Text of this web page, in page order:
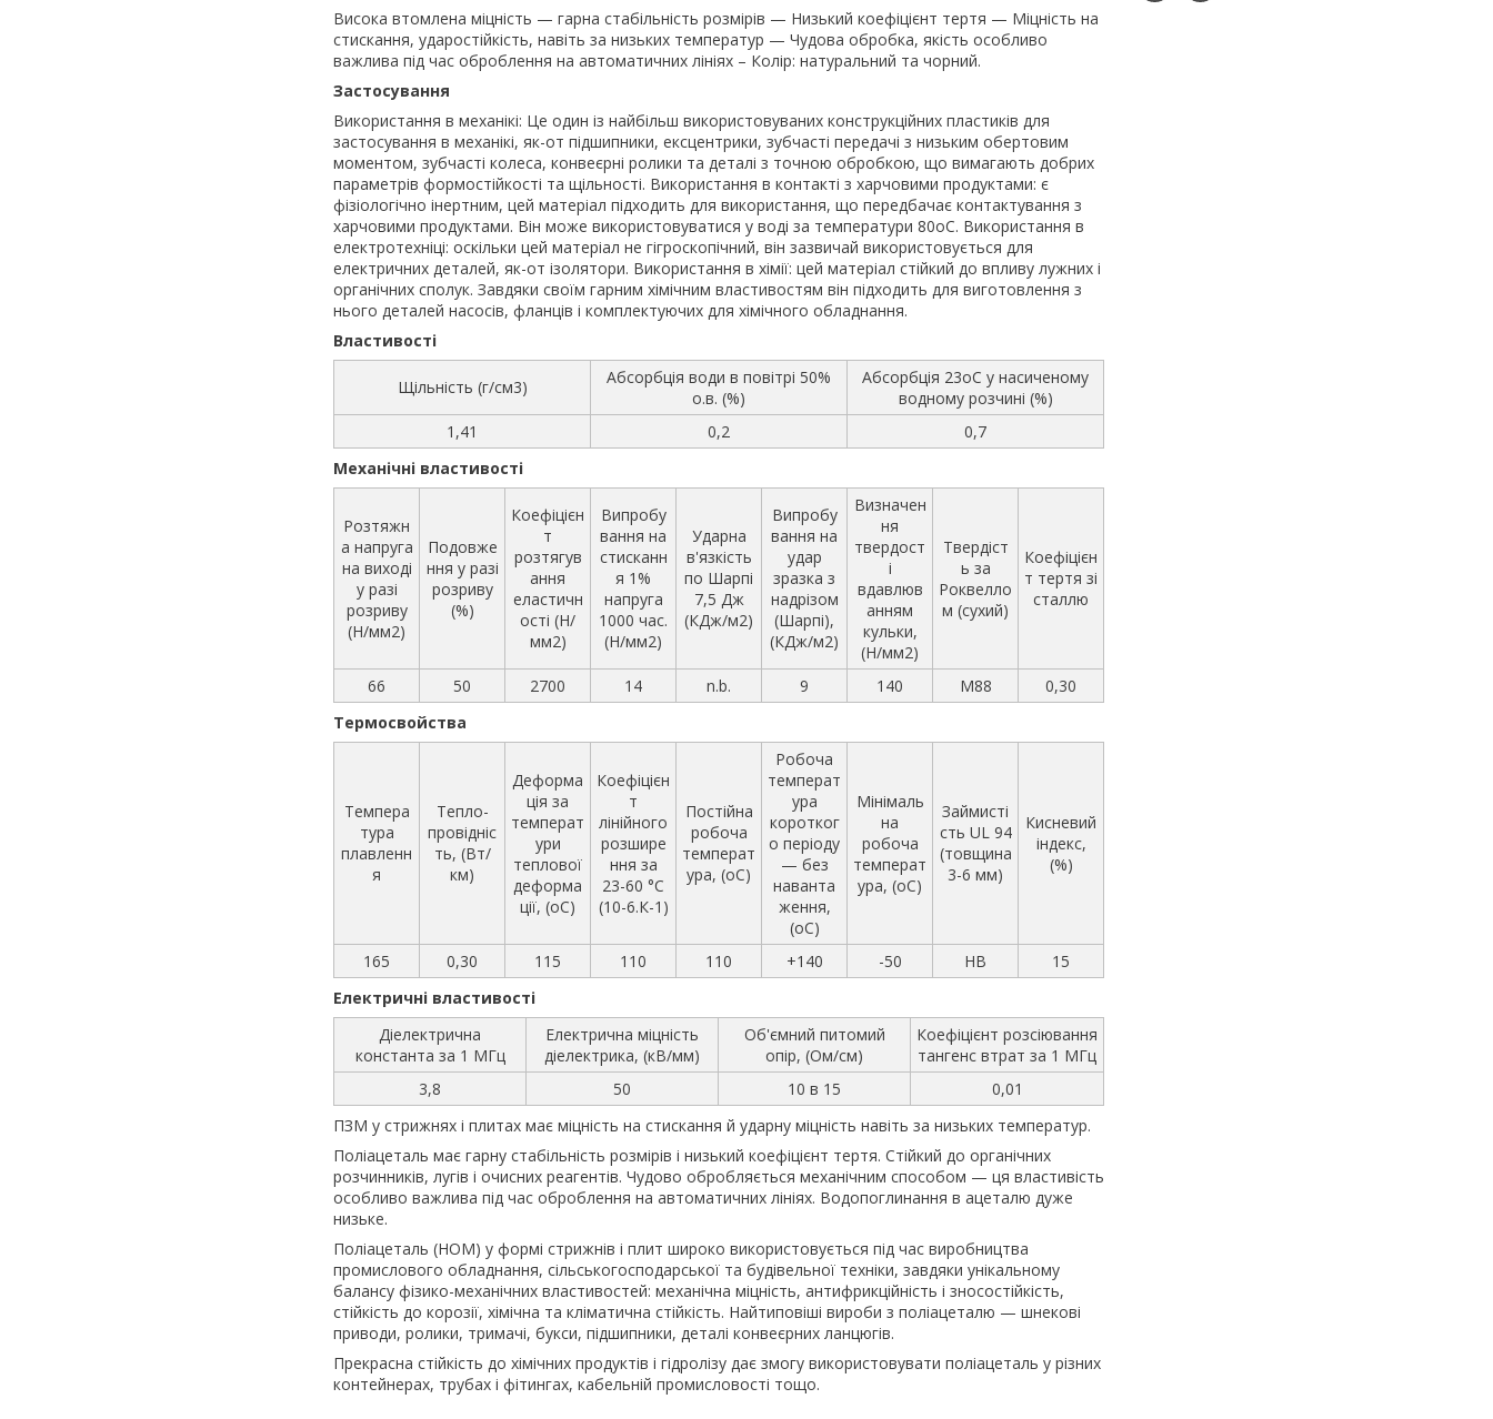
Висока втомлена міцність — гарна стабільність розмірів — Низький коефіцієнт тертя — Міцність на
стискання, ударостійкість, навіть за низьких температур — Чудова обробка, якість особливо
важлива під час оброблення на автоматичних лініях – Колір: натуральний та чорний.
Застосування
Використання в механікі: Це один із найбільш використовуваних конструкційних пластиків для
застосування в механікі, як-от підшипники, ексцентрики, зубчасті передачі з низьким обертовим
моментом, зубчасті колеса, конвеєрні ролики та деталі з точною обробкою, що вимагають добрих
параметрів формостійкості та щільності. Використання в контакті з харчовими продуктами: є
фізіологічно інертним, цей матеріал підходить для використання, що передбачає контактування з
харчовими продуктами. Він може використовуватися у воді за температури 80oС. Використання в
електротехніці: оскільки цей матеріал не гігроскопічний, він зазвичай використовується для
електричних деталей, як-от ізолятори. Використання в хімії: цей матеріал стійкий до впливу лужних і
органічних сполук. Завдяки своїм гарним хімічним властивостям він підходить для виготовлення з
нього деталей насосів, фланців і комплектуючих для хімічного обладнання.
Властивості
Щільність (г/см3)
Абсорбція води в повітрі 50%
о.в. (%)
Абсорбція 23oС у насиченому
водному розчині (%)
1,41
0,2
0,7
Механічні властивості
Розтяжн
а напруга
на виході
у разі
розриву
(Н/мм2)
Подовже
ння у разі
розриву
(%)
Коефіцієн
т
розтягув
ання
еластичн
ості (Н/
мм2)
Випробу
вання на
стисканн
я 1%
напруга
1000 час.
(Н/мм2)
Ударна
в'язкість
по Шарпі
7,5 Дж
(КДж/м2)
Випробу
вання на
удар
зразка з
надрізом
(Шарпі),
(КДж/м2)
Визначен
ня
твердост
і
вдавлюв
анням
кульки,
(Н/мм2)
Твердіст
ь за
Роквелло
м (сухий)
Коефіцієн
т тертя зі
сталлю
66 50 2700 14 n.b. 9 140 M88
0,30
Термосвойства
Темпера
тура
плавленн
я
Тепло-
провідніс
ть, (Вт/
км)
Деформа
ція за
температ
ури
теплової
деформа
ції, (oС)
Коефіцієн
т
лінійного
розшире
ння за
23-60 °C
(10-6.К-1)
Постійна
робоча
температ
ура, (oС)
Робоча
температ
ура
коротког
о періоду
— без
наванта
ження,
(oС)
Мінімаль
на
робоча
температ
ура, (oС)
Займисті
сть UL 94
(товщина
3-6 мм)
Кисневий
індекс,
(%)
165 0,30 115 110 110 +140 -50 HB
15
Електричні властивості
Діелектрична
константа за 1 МГц
Електрична міцність
діелектрика, (кВ/мм)
Об'ємний питомий
опір, (Ом/см)
Коефіцієнт розсіювання
тангенс втрат за 1 МГц
3,8
50 10 в 15
0,01
ПЗМ у стрижнях і плитах має міцність на стискання й ударну міцність навіть за низьких температур.
Поліацеталь має гарну стабільність розмірів і низький коефіцієнт тертя. Стійкий до органічних
розчинників, лугів і очисних реагентів. Чудово обробляється механічним способом — ця властивість
особливо важлива під час оброблення на автоматичних лініях. Водопоглинання в ацеталю дуже
низьке.
Поліацеталь (НОМ) у формі стрижнів і плит широко використовується під час виробництва
промислового обладнання, сільськогосподарської та будівельної техніки, завдяки унікальному
балансу фізико-механічних властивостей: механічна міцність, антифрикційність і зносостійкість,
стійкість до корозії, хімічна та кліматична стійкість. Найтиповіші вироби з поліацеталю — шнекові
приводи, ролики, тримачі, букси, підшипники, деталі конвеєрних ланцюгів.
Прекрасна стійкість до хімічних продуктів і гідролізу дає змогу використовувати поліацеталь у різних
контейнерах, трубах і фітингах, кабельній промисловості тощо.